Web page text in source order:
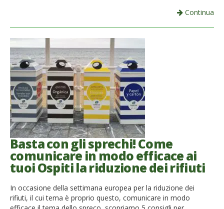
Continua
Basta con gli sprechi! Come
comunicare in modo efficace ai
tuoi Ospiti la riduzione dei rifiuti
In occasione della settimana europea per la riduzione dei
rifiuti, il cui tema è proprio questo, comunicare in modo